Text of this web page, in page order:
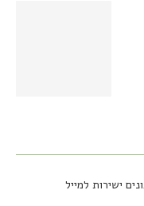
ישירות למייל